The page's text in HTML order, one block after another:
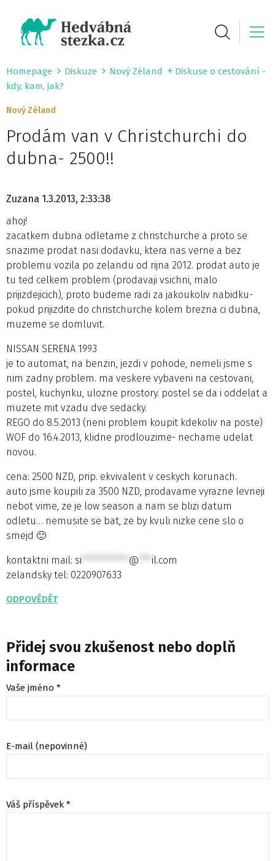
Homepage Diskuze Nový Zéland
Diskuse o cestování -
kdy, kam, jak?
Nový Zéland
Prodám van v Christchurchi do
dubna- 2500!!
Zuzana 1.3.2013, 2:33:38
ahoj!
zacatkem dubna odletame z christchurche a proto se
snazime prodat nasi dodavku, ktera nas verne a bez
problemu vozila po zelandu od rijna 2012. prodat auto je
tu ted celkem problem (prodavaji vsichni, malo
prijizdejicich), proto budeme radi za jakoukoliv nabidku-
pokud prijizdite do christchurche kolem brezna ci dubna,
muzeme se domluvit.
NISSAN SERENA 1993
je to automat, na benzin, jezdi v pohode, nemeli jsme s
nim zadny problem. ma veskere vybaveni na cestovani,
postel, kuchynku, ulozne prostory. postel se da i oddelat a
muzete mit vzadu dve sedacky.
REGO do 8.5.2013 (neni problem koupit kdekoliv na poste)
WOF do 16.4.2013, klidne prodlouzime- nechame udelat
novou.
cena: 2500 NZD, prip. ekvivalent v ceskych korunach.
auto jsme koupili za 3500 NZD, prodavame vyrazne levneji
nebot vime, ze je low season a nam se blizi datum
odletu… nemusite se bat, ze by kvuli nizke cene slo o
smejd 🙂
kontaktni mail: si *********** @ *** il.com
zelandsky tel: 0220907633
ODPOVĚDĚT
Přidej svou zkušenost nebo doplň
informace
Vaše jméno *
E-mail (nepovinné)
Váš příspěvek *